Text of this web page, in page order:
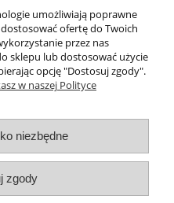
prawa zastrzeżone
Shoper.pl
umożliwiają poprawne
ofertę do Twoich
przez nas
sklepu lub dostosować użycie
opcję "Dostosuj zgody".
w naszej Polityce
niezbędne
zgody